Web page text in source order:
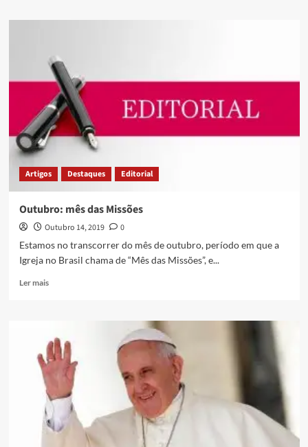
Artigos Destaques Editorial
Outubro: mês das Missões
Outubro 14, 2019
0
Estamos no transcorrer do mês de outubro, período em que a
Igreja no Brasil chama de “Mês das Missões”, e...
Ler mais